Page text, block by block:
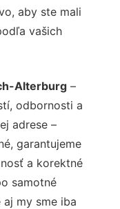
aby ste mali
vašich
Alterburg –
odbornosti a
adrese –
garantujeme
a korektné
samotné
my sme iba